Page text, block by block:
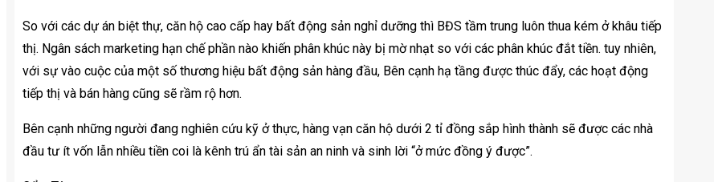
So với các dự án biệt thự, căn hộ cao cấp hay bất động sản nghỉ dưỡng thì BĐS tầm trung luôn thua kém ở khâu tiếp
thị. Ngân sách marketing hạn chế phần nào khiến phân khúc này bị mờ nhạt so với các phân khúc đắt tiền. tuy nhiên,
với sự vào cuộc của một số thương hiệu bất động sản hàng đầu, Bên cạnh hạ tầng được thúc đẩy, các hoạt động
tiếp thị và bán hàng cũng sẽ rầm rộ hơn.
Bên cạnh những người đang nghiên cứu kỹ ở thực, hàng vạn căn hộ dưới 2 tỉ đồng sắp hình thành sẽ được các nhà
đầu tư ít vốn lẫn nhiều tiền coi là kênh trú ẩn tài sản an ninh và sinh lời “ở mức đồng ý được”.